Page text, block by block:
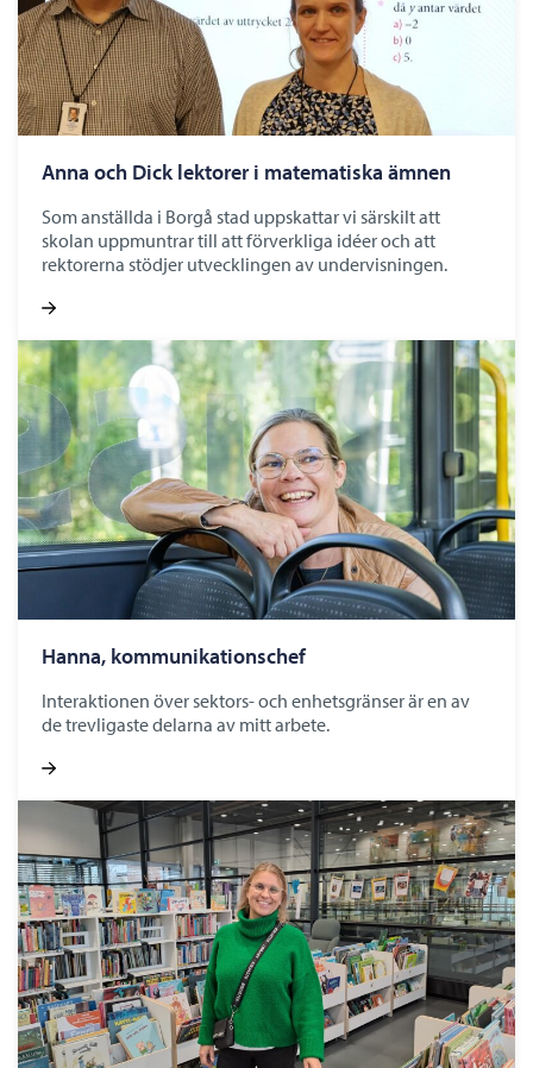
Anna och Dick lektorer i matematiska ämnen
Som anställda i Borgå stad uppskattar vi särskilt att
skolan uppmuntrar till att förverkliga idéer och att
rektorerna stödjer utvecklingen av undervisningen.
Hanna, kommunikationschef
Interaktionen över sektors- och enhetsgränser är en av
de trevligaste delarna av mitt arbete.